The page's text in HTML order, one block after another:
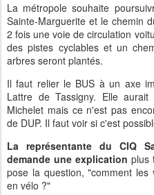
La métropole souhaite
Sainte-Marguerite et le chemin
2 fois une voie de circulation
des pistes cyclables et un
arbres seront plantés.
Il faut relier le BUS à un axe
Lattre de Tassigny. Elle
Michelet mais ce n'est pas
de DUP. Il faut voir si c'est
La représentante du CIQ
demande une explication plus
pose la question, "comment
en vélo ?"